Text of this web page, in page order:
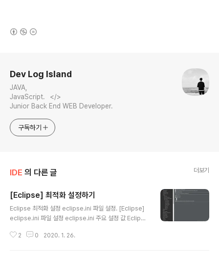
Dev Log Island
JAVA,
JavaScript.⠀</>⠀⠀⠀⠀⠀⠀⠀⠀⠀⠀⠀⠀⠀⠀⠀⠀⠀⠀⠀⠀
Junior Back End WEB Developer.
구독하기
IDE 의 다른 글 더보기
[Eclipse] 최적화 설정하기
Eclipse 최적화 설정 eclipse.ini 파일 설정. [Eclipse]
eclipse.ini 파일 설정 eclipse.ini 주요 설정 값 Eclipse
정 파일은 windows 에서는 eclipse.exe 파일이 있는
2 0 2020. 1. 26.